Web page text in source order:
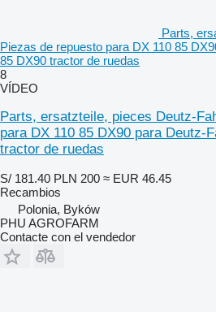
Parts,
Piezas de repuesto para DX 110 85
85 DX90 tractor de ruedas
8
VÍDEO
Parts, ersatzteile, pieces Deutz-
para DX 110 85 DX90 para Deutz-
tractor de ruedas
S/ 181.40 PLN 200 ≈ EUR 46.45
Recambios
Polonia, Byków
PHU AGROFARM
Contacte con el vendedor